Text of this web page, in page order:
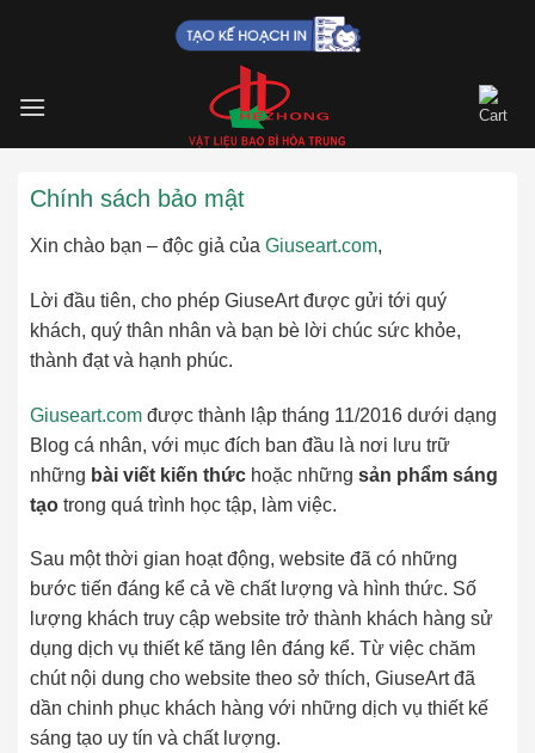
Chính sách bảo mật
Xin chào bạn – độc giả của Giuseart.com,
Lời đầu tiên, cho phép GiuseArt được gửi tới quý
khách, quý thân nhân và bạn bè lời chúc sức khỏe,
thành đạt và hạnh phúc.
Giuseart.com được thành lập tháng 11/2016 dưới dạng
Blog cá nhân, với mục đích ban đầu là nơi lưu trữ
những bài viết kiến thức hoặc những sản phẩm sáng
tạo trong quá trình học tập, làm việc.
Sau một thời gian hoạt động, website đã có những
bước tiến đáng kể cả về chất lượng và hình thức. Số
lượng khách truy cập website trở thành khách hàng sử
dụng dịch vụ thiết kế tăng lên đáng kể. Từ việc chăm
chút nội dung cho website theo sở thích, GiuseArt đã
dần chinh phục khách hàng với những dịch vụ thiết kế
sáng tạo uy tín và chất lượng.